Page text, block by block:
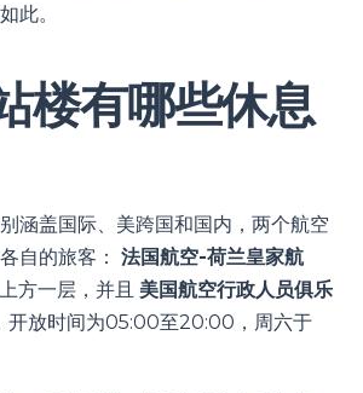
此。
楼有哪些休息
涵盖国际、美跨国和国内，两个航空
自的旅客： 法国航空-荷兰皇家航
方一层，并且 美国航空行政人员俱乐
开放时间为05:00至20:00，周六于